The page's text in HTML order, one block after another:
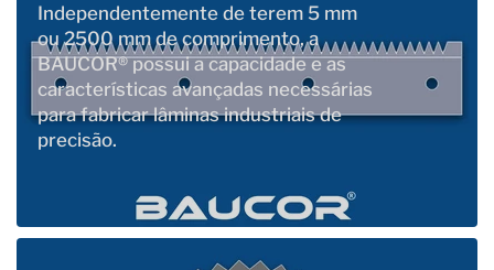
Independentemente de terem 5 mm
ou 2500 mm de comprimento, a
BAUCOR® possui a capacidade e as
características avançadas necessárias
para fabricar lâminas industriais de
precisão.